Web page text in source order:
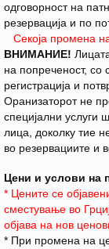
одговорност на
резервација и по
Секоја промена
ВНИМАНИЕ!
на попреченост, со
регистрација и
Оранизаторот не
специјални услуги
лица, доколку тие
во резервациите и
Цени и услови на
* Цените се
сместување во
објава на нов
* При промена на